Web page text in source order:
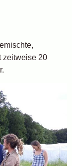
zeitweise 20